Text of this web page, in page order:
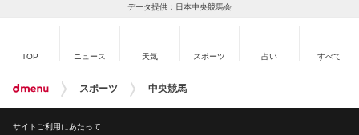
データ提供：日本中央競馬会
TOP ニュース 天気 スポーツ 占い すべて
スポーツ 中央競馬
サイトご利用にあたって